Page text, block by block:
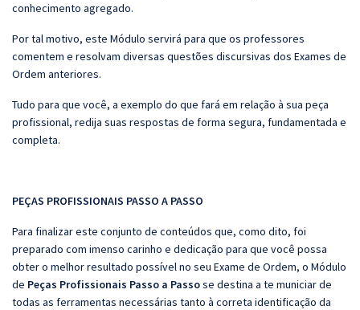
conhecimento agregado.
Por tal motivo, este Módulo servirá para que os professores
comentem e resolvam diversas questões discursivas dos Exames de
Ordem anteriores.
Tudo para que você, a exemplo do que fará em relação à sua peça
profissional, redija suas respostas de forma segura, fundamentada e
completa.
PEÇAS PROFISSIONAIS PASSO A PASSO
Para finalizar este conjunto de conteúdos que, como dito, foi
preparado com imenso carinho e dedicação para que você possa
obter o melhor resultado possível no seu Exame de Ordem, o Módulo
de Peças Profissionais Passo a Passose destina a te municiar de
todas as ferramentas necessárias tanto à correta identificação da